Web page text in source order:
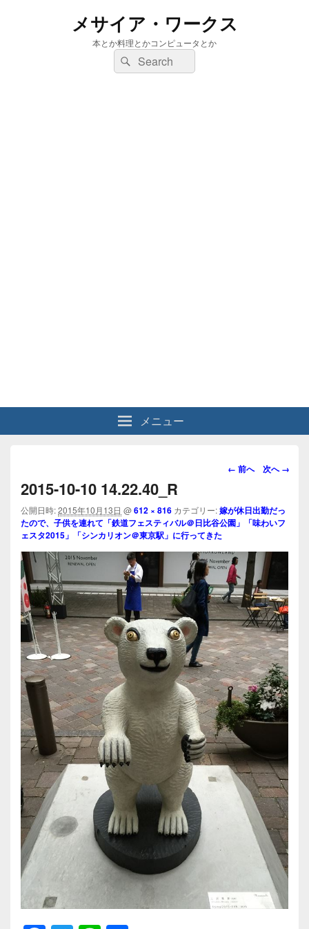
メサイア・ワークス
本とか料理とかコンピュータとか
検
索:
検
索
メニュー
画
ビ
ゲ
シ
ョ
ン
← 前へ 次へ →
2015-10-10 14.22.40_R
公開日時:2015年10月13日 @612 × 816 カテゴリー:嫁が休日出勤だっ
たので、子供を連れて「鉄道フェスティバル＠日比谷公園」「味わいフ
ェスタ2015」「シンカリオン＠東京駅」に行ってきた